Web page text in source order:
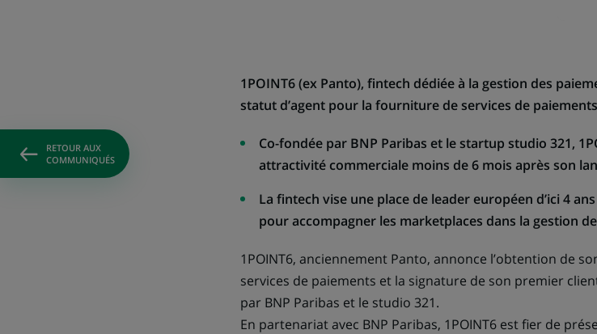
RETOUR AUX
COMMUNIQUÉS
1POINT6 (ex Panto), fintech dédiée à la gestion des
statut d’agent pour la fourniture de services de
Co-fondée par BNP Paribas et le startup studio 321,
attractivité commerciale moins de 6 mois après son
La fintech vise une place de leader européen d’ici 4
pour accompagner les marketplaces dans la gestion
1POINT6, anciennement Panto, annonce l’obtention de
services de paiements et la signature de son premier
par BNP Paribas et le studio 321.
En partenariat avec BNP Paribas, 1POINT6 est fier de